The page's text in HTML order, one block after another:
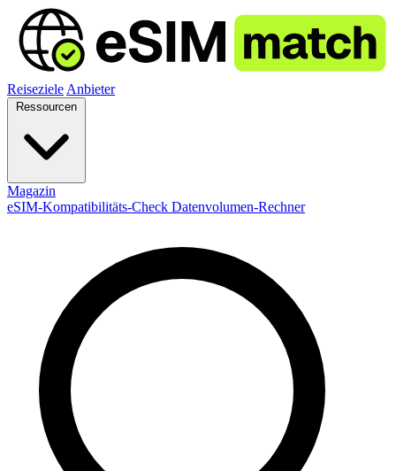
Reiseziele Anbieter
Magazin
eSIM-Kompatibilitäts-Check Datenvolumen-Rechner